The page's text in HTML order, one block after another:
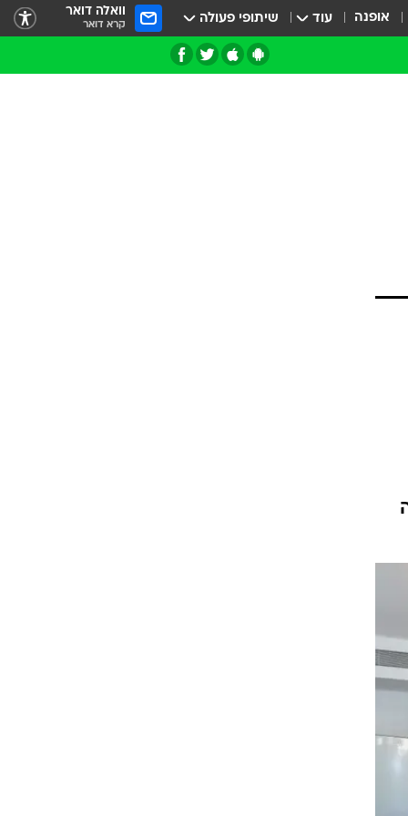
אופנה עוד שיתופי פעולה וואלה דואר
קרא דואר